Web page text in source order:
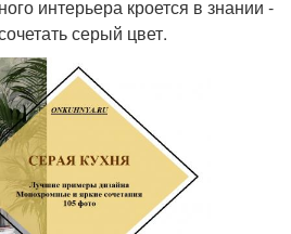
интерьера кроется в знании ‑
серый цвет.